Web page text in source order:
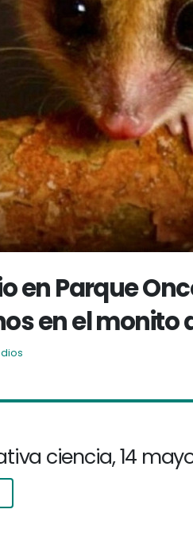
en Parque
en el monito
ciencia, 14